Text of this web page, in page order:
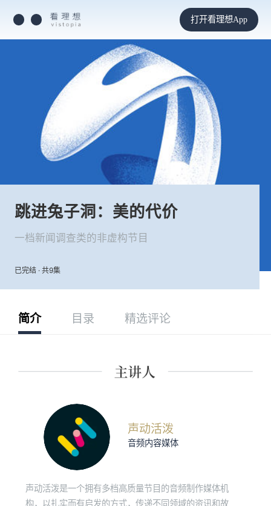
打开看理想App
跳进兔子洞：美的代价
一档新闻调查类的非虚构节目
已完结 · 共9集
简介 目录 精选评论
声动活泼
音频内容媒体
声动活泼是一个拥有多档高质量节目的音频制作媒体机
构，以扎实而有启发的方式，传递不同领域的资讯和故